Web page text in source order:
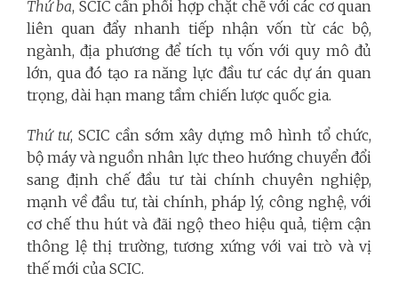
Thứ ba, SCIC cần phối hợp chặt chẽ với các cơ quan
liên quan đẩy nhanh tiếp nhận vốn từ các bộ,
ngành, địa phương để tích tụ vốn với quy mô đủ
lớn, qua đó tạo ra năng lực đầu tư các dự án quan
trọng, dài hạn mang tầm chiến lược quốc gia.
Thứ tư, SCIC cần sớm xây dựng mô hình tổ chức,
bộ máy và nguồn nhân lực theo hướng chuyển đổi
sang định chế đầu tư tài chính chuyên nghiệp,
mạnh về đầu tư, tài chính, pháp lý, công nghệ, với
cơ chế thu hút và đãi ngộ theo hiệu quả, tiệm cận
thông lệ thị trường, tương xứng với vai trò và vị
thế mới của SCIC.